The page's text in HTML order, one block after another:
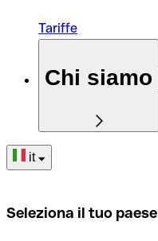
Tariffe
Chi siamo
it
Seleziona il tuo paese